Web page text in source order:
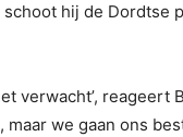
hij de Dordtse
verwacht’,
we gaan ons